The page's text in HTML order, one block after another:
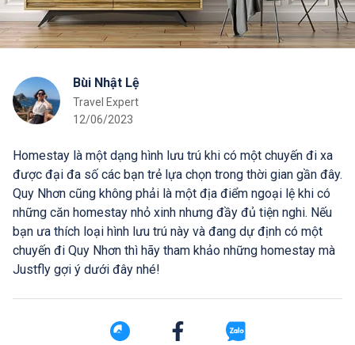
Bùi Nhật Lệ
Travel Expert
12/06/2023
Homestay là một dạng hình lưu trú khi có một chuyến đi xa
được đại đa số các bạn trẻ lựa chọn trong thời gian gần đây.
Quy Nhơn cũng không phải là một địa điểm ngoại lệ khi có
những căn homestay nhỏ xinh nhưng đầy đủ tiện nghi. Nếu
bạn ưa thích loại hình lưu trú này và đang dự định có một
chuyến đi Quy Nhơn thì hãy tham khảo những homestay mà
Justfly gợi ý dưới đây nhé!